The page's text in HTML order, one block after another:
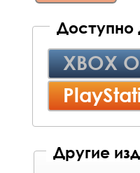
Доступно
XBOX
Другие